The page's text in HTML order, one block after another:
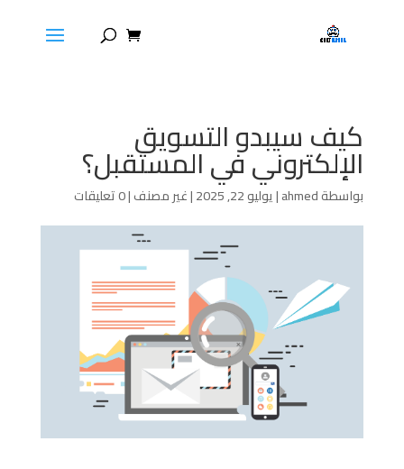
كيف سيبدو التسويق
الإلكتروني في المستقبل؟
بواسطةahmed
|يوليو 22, 2025 |غير مصنف|0 تعليقات